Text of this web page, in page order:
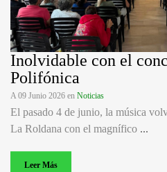
Inolvidable con el
Polifónica
A 09 Junio 2026 en Noticias
El pasado 4 de junio, la música
La Roldana con el magnífico ...
Leer Más